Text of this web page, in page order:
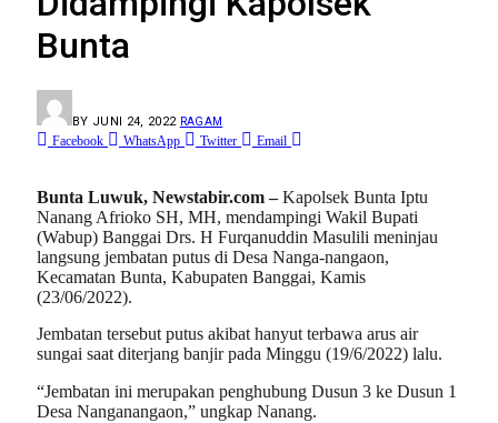
Bunta
BY JUNI 24, 2022 RAGAM
Facebook WhatsApp Twitter Email
Bunta Luwuk, Newstabir.com –Kapolsek Bunta Iptu
Nanang Afrioko SH, MH, mendampingi Wakil Bupati
(Wabup) Banggai Drs. H Furqanuddin Masulili meninjau
langsung jembatan putus di Desa Nanga-nangaon,
Kecamatan Bunta, Kabupaten Banggai, Kamis
(23/06/2022).
Jembatan tersebut putus akibat hanyut terbawa arus air
sungai saat diterjang banjir pada Minggu (19/6/2022) lalu.
“Jembatan ini merupakan penghubung Dusun 3 ke Dusun 1
Desa Nanganangaon,” ungkap Nanang.